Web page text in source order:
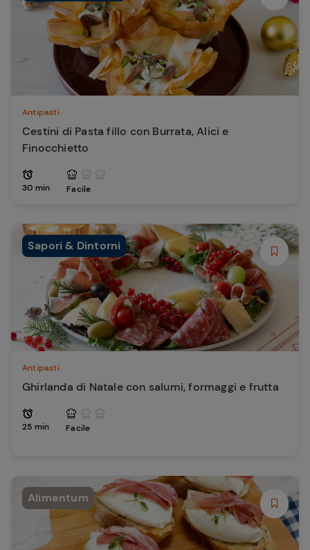
Antipasti
Cestini di Pasta fillo con Burrata, Alici e
Finocchietto
30 min Facile
Sapori & Dintorni
Antipasti
Ghirlanda di Natale con salumi, formaggi e frutta
25 min Facile
Alimentum